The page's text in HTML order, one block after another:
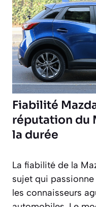
Fiabilité
réputation du
la durée
La fiabilité de la
sujet qui
les connaisseurs